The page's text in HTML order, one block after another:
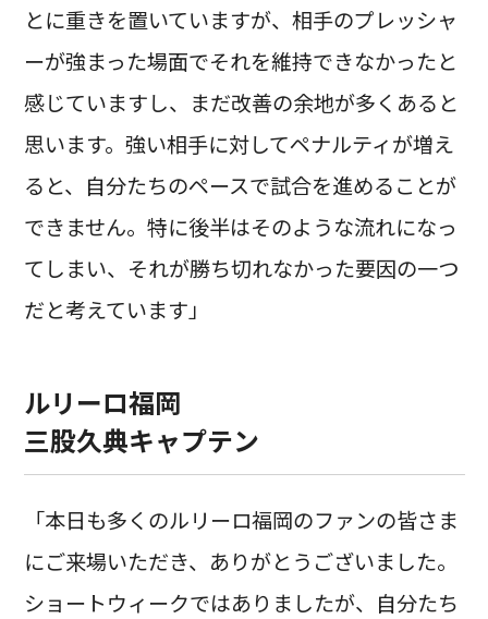
とに重きを置いていますが、相手のプレッシャ
ーが強まった場面でそれを維持できなかったと
感じていますし、まだ改善の余地が多くあると
思います。強い相手に対してペナルティが増え
ると、自分たちのペースで試合を進めることが
できません。特に後半はそのような流れになっ
てしまい、それが勝ち切れなかった要因の一つ
だと考えています」
ルリーロ福岡
三股久典キャプテン
「本日も多くのルリーロ福岡のファンの皆さま
にご来場いただき、ありがとうございました。
ショートウィークではありましたが、自分たち